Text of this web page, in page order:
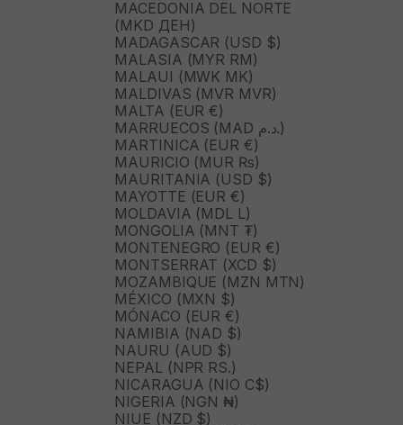
MACEDONIA DEL NORTE
(MKD ДЕН)
MADAGASCAR (USD $)
MALASIA (MYR RM)
MALAUI (MWK MK)
MALDIVAS (MVR MVR)
MALTA (EUR €)
MARRUECOS (MAD د.م.)
MARTINICA (EUR €)
MAURICIO (MUR ₨)
MAURITANIA (USD $)
MAYOTTE (EUR €)
MOLDAVIA (MDL L)
MONGOLIA (MNT ₮)
MONTENEGRO (EUR €)
MONTSERRAT (XCD $)
MOZAMBIQUE (MZN MTN)
MÉXICO (MXN $)
MÓNACO (EUR €)
NAMIBIA (NAD $)
NAURU (AUD $)
NEPAL (NPR RS.)
NICARAGUA (NIO C$)
NIGERIA (NGN ₦)
NIUE (NZD $)